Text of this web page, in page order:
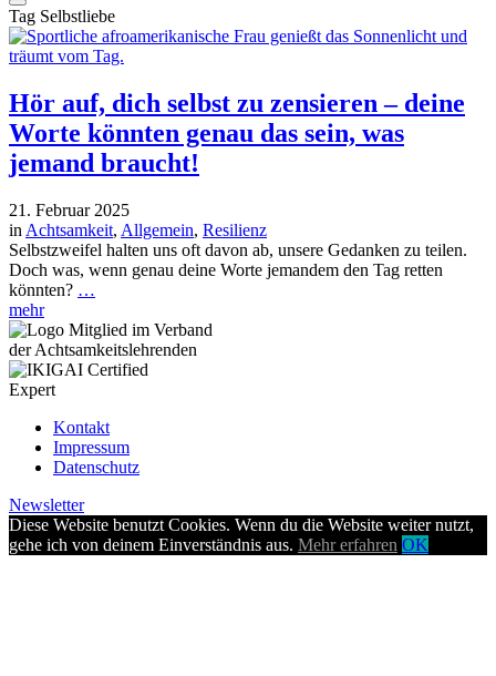
Tag Selbstliebe
Hör auf, dich selbst zu zensieren – deine
Worte könnten genau das sein, was
jemand braucht!
21. Februar 2025
in Achtsamkeit, Allgemein, Resilienz
Selbstzweifel halten uns oft davon ab, unsere Gedanken zu teilen.
Doch was, wenn genau deine Worte jemandem den Tag retten
könnten? …
mehr
Kontakt
Impressum
Datenschutz
Newsletter
Diese Website benutzt Cookies. Wenn du die Website weiter nutzt,
gehe ich von deinem Einverständnis aus. Mehr erfahren OK